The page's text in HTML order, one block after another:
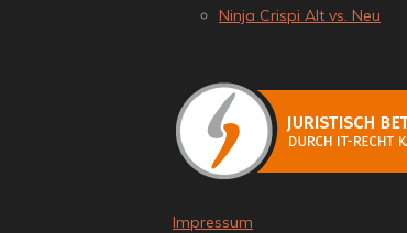
Ninja Crispi Alt vs. Neu
Impressum